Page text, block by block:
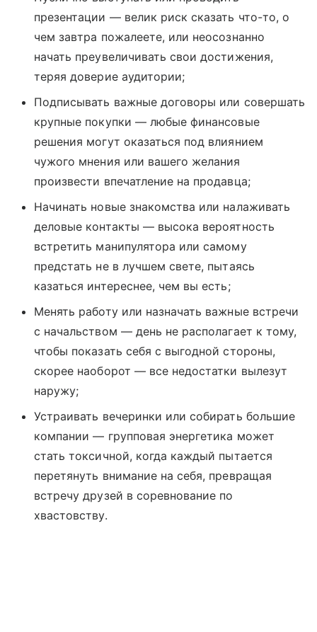
презентации — велик риск сказать что-то, о
чем завтра пожалеете, или неосознанно
начать преувеличивать свои достижения,
теряя доверие аудитории;
Подписывать важные договоры или совершать
крупные покупки — любые финансовые
решения могут оказаться под влиянием
чужого мнения или вашего желания
произвести впечатление на продавца;
Начинать новые знакомства или налаживать
деловые контакты — высока вероятность
встретить манипулятора или самому
предстать не в лучшем свете, пытаясь
казаться интереснее, чем вы есть;
Менять работу или назначать важные встречи
с начальством — день не располагает к тому,
чтобы показать себя с выгодной стороны,
скорее наоборот — все недостатки вылезут
наружу;
Устраивать вечеринки или собирать большие
компании — групповая энергетика может
стать токсичной, когда каждый пытается
перетянуть внимание на себя, превращая
встречу друзей в соревнование по
хвастовству.